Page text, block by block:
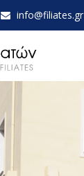
info@filiates.gr